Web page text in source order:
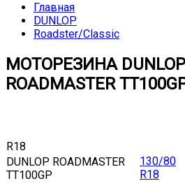
Главная
DUNLOP
Roadster/Classic
МОТОРЕЗИНА DUNLOP
ROADMASTER
R18
DUNLOP ROADMASTER
TT100GP
130/80
R18